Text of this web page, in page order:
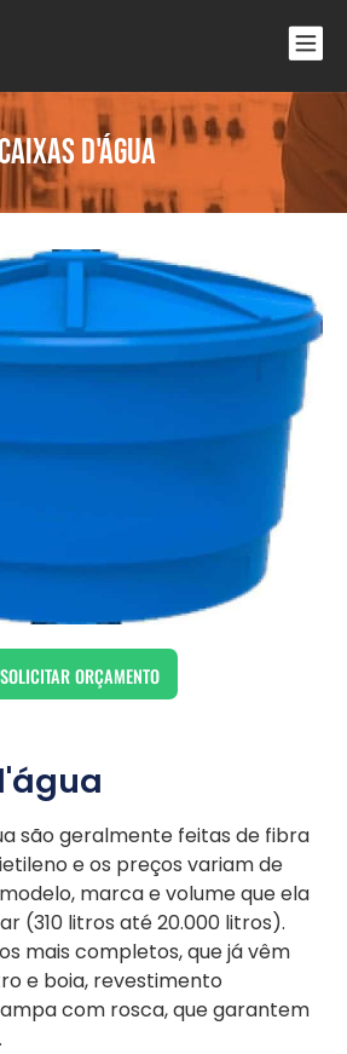
Caixas d'água
SOLICITAR ORÇAMENTO
são geralmente feitas de fibra
e os preços variam de
marca e volume que ela
(310 litros até 20.000 litros).
mais completos, que já vêm
e boia, revestimento
com rosca, que garantem